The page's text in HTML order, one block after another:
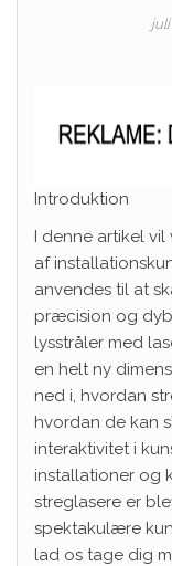
juli
Introduktion
I denne artikel
af
anvendes til at
præcision og
lysstråler med
en helt ny
ned i, hvordan
hvordan de kan
interaktivitet i
installationer og
streglasere er
spektakulære
lad os tage dig